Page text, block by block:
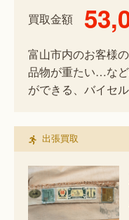
買取金額
富山市内のお客様
品物が重たい…な
ができる、バイセ
出張買取